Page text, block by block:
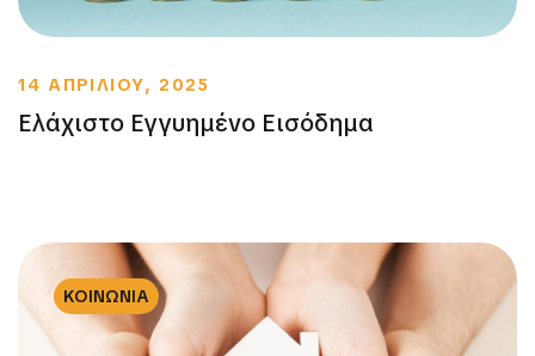
14 ΑΠΡΙΛΙΟΥ, 2025
Ελάχιστο Εγγυημένο Εισόδημα
ΚΟΙΝΩΝΙΑ